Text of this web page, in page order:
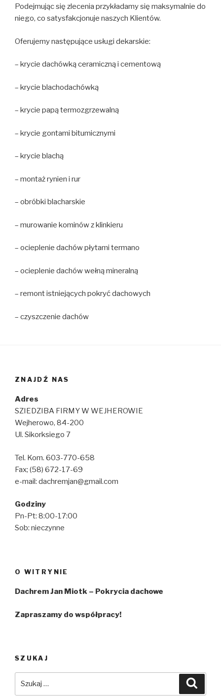
Podejmując się zlecenia przykładamy się maksymalnie do
niego, co satysfakcjonuje naszych Klientów.
Oferujemy następujące usługi dekarskie:
– krycie dachówką ceramiczną i cementową
– krycie blachodachówką
– krycie papą termozgrzewalną
– krycie gontami bitumicznymi
– krycie blachą
– montaż rynien i rur
– obróbki blacharskie
– murowanie kominów z klinkieru
– ocieplenie dachów płytami termano
– ocieplenie dachów wełną mineralną
– remont istniejących pokryć dachowych
– czyszczenie dachów
ZNAJDŹ NAS
Adres
SZIEDZIBA FIRMY W WEJHEROWIE
Wejherowo, 84-200
Ul. Sikorksiego 7
Tel. Kom. 603-770-658
Fax; (58) 672-17-69
e-mail: dachremjan@gmail.com
Godziny
Pn-Pt: 8:00-17:00
Sob: nieczynne
O WITRYNIE
Dachrem Jan Miotk – Pokrycia dachowe
Zapraszamy do współpracy!
SZUKAJ